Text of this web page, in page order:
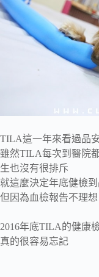
TILA這一年來看過品
雖然TILA每次到醫院
生也沒有很排斥
就這麼決定年底健檢
但因為血檢報告不理
2016年底TILA的健康
真的很容易忘記